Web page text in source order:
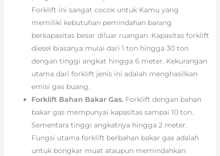
Forklift ini sangat cocok untuk Kamu yang
memiliki kebutuhan pemindahan barang
berkapasitas besar diluar ruangan. Kapasitas forklift
diesel biasanya mulai dari 1 ton hingga 30 ton
dengan tinggi angkat hingga 6 meter. Kekurangan
utama dari forklift jenis ini adalah menghasilkan
emisi gas buang.
Forklift Bahan Bakar Gas. Forklift dengan bahan
bakar gas mempunyai kapasitas sampai 10 ton.
Sementara tinggi angkatnya hingga 2 meter.
Fungsi utama forklift berbahan bakar gas adalah
untuk bongkar muat ataupun memindahkan